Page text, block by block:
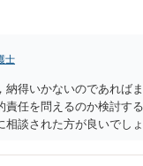
士
納得いかないのであれば
責任を問えるのか検討す
相談された方が良いでしょ